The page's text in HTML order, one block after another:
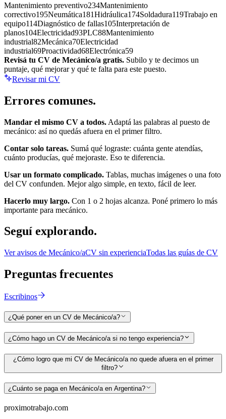
Mantenimiento preventivo234Mantenimiento
correctivo195Neumática181Hidráulica174Soldadura119Trabajo en
equipo114Diagnóstico de fallas105Interpretación de
planos104Electricidad93PLC88Mantenimiento
industrial82Mecánica70Electricidad
industrial69Proactividad68Electrónica59
Revisá tu CV de Mecánico/a gratis. Subilo y te decimos un
puntaje, qué mejorar y qué te falta para este puesto.
Revisar mi CV
Errores comunes.
Mandar el mismo CV a todos. Adaptá las palabras al puesto de
mecánico: así no quedás afuera en el primer filtro.
Contar solo tareas. Sumá qué lograste: cuánta gente atendías,
cuánto producías, qué mejoraste. Eso te diferencia.
Usar un formato complicado. Tablas, muchas imágenes o una foto
del CV confunden. Mejor algo simple, en texto, fácil de leer.
Hacerlo muy largo. Con 1 o 2 hojas alcanza. Poné primero lo más
importante para mecánico.
Seguí explorando.
Ver avisos de Mecánico/aCV sin experienciaTodas las guías de CV
Preguntas frecuentes
Escribinos
¿Qué poner en un CV de Mecánico/a?
¿Cómo hago un CV de Mecánico/a si no tengo experiencia?
¿Cómo logro que mi CV de Mecánico/a no quede afuera en el primer
filtro?
¿Cuánto se paga en Mecánico/a en Argentina?
proximotrabajo.com